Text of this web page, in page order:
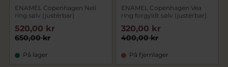
ENAMEL Copenhagen Neli
ring sølv (justérbar)
650,00 kr
520,00 kr
På lager
ENAMEL Copenhagen Vea
ring forgyldt sølv (justérbar)
400,00 kr
320,00 kr
På fjernlager